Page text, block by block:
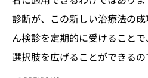
診断が、この新しい治療法の
ん検診を定期的に受けること
選択肢を広げることができるの